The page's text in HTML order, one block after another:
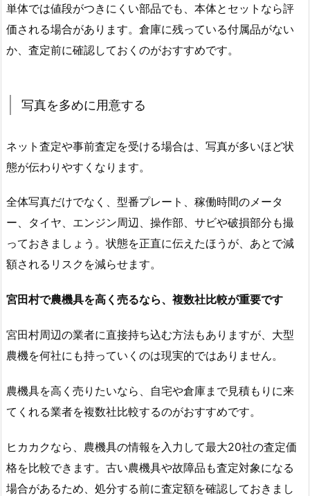
単体では値段がつきにくい部品でも、本体とセットなら評
価される場合があります。倉庫に残っている付属品がない
か、査定前に確認しておくのがおすすめです。
写真を多めに用意する
ネット査定や事前査定を受ける場合は、写真が多いほど状
態が伝わりやすくなります。
全体写真だけでなく、型番プレート、稼働時間のメータ
ー、タイヤ、エンジン周辺、操作部、サビや破損部分も撮
っておきましょう。状態を正直に伝えたほうが、あとで減
額されるリスクを減らせます。
宮田村で農機具を高く売るなら、複数社比較が重要です
宮田村周辺の業者に直接持ち込む方法もありますが、大型
農機を何社にも持っていくのは現実的ではありません。
農機具を高く売りたいなら、自宅や倉庫まで見積もりに来
てくれる業者を複数社比較するのがおすすめです。
ヒカカクなら、農機具の情報を入力して最大20社の査定価
格を比較できます。古い農機具や故障品も査定対象になる
場合があるため、処分する前に査定額を確認しておきまし